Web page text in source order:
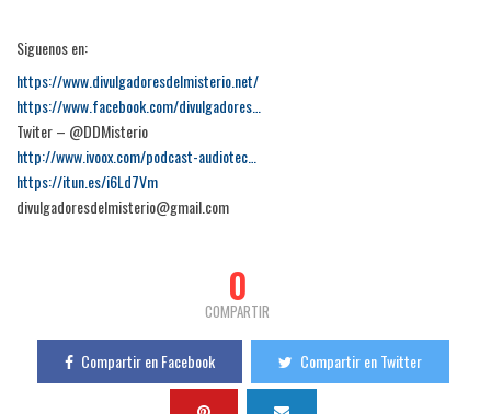
Siguenos en:
https://www.divulgadoresdelmisterio.net/
https://www.facebook.com/divulgadores…
Twiter – @DDMisterio
http://www.ivoox.com/podcast-audiotec…
https://itun.es/i6Ld7Vm
divulgadoresdelmisterio@gmail.com
0
COMPARTIR
Compartir en Facebook Compartir en Twitter